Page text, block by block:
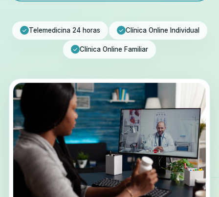
Telemedicina 24 horas Clínica Online Individual
Clínica Online Familiar